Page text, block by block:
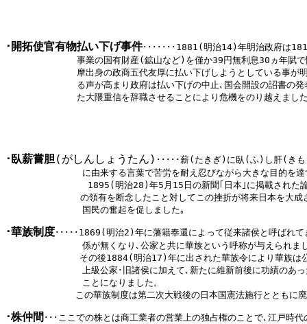
･開拓使官有物払い下げ事件･･･････ 1881(明治14)年明治政府は
事業の国有財産(鉱山など)を僅か39円無利息30ヵ年賦で
摩出身の政商五代友厚に払い下げしようとしている事が
る声が高まり政府は払い下げの中止､国会開設の詔書の発
た大隈重信を辞職させることにより危機をのり越えまし
･臥薪嘗胆(がしんしょうたん) ･････薪(たきぎ)に臥(ふ)し肝(きも
に由来する言葉で苦労を耐え忍びながら大きな目的を達
1895(明治28)年5月15日の新聞｢日本｣に掲載された論
　   の領有を断念したこと対してこの挫折が将来日本を大成
              国民の奮起を促しました｡
･華族制度･････ 1869(明治2)年に藩籍奉還によって従来諸侯と呼ばれ
係が無くなり､公家と共に華族という呼称が与えられま
　　　　 その後1884(明治17)年に出された華族令により華族は
上級公家･旧諸侯に加えて､新たに維新前後に功績のあっ
              ことになりました。
　　　　　　 この華族制度は第二次大戦後の日本国憲法施行とともに
･株仲間 ･･･ ここでの株とは商工業者の営業上の独占権のことで､江戸時